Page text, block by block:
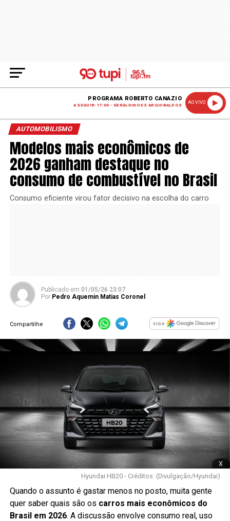
PROGRAMA ROBERTO CANAZIO
A SEGUIR: 17:00 - GERALDINOS E ARQUIBALDOS
AO VIVO
AUTOMOBILISMO
Modelos mais econômicos de
2026 ganham destaque no
consumo de combustível no Brasil
Consumo eficiente virou fator decisivo na escolha do carro
Publicado em 01/05/26 23:07
Por Pedro Aquemin Matias Coronel
Compartilhe
x
Hyundai HB20 - Créditos: (Divulgação/Hyundai)
Quando o assunto é gastar menos no posto, muita gente
quer saber quais são os carros mais econômicos do
Brasil em 2026. A discussão envolve consumo real, uso